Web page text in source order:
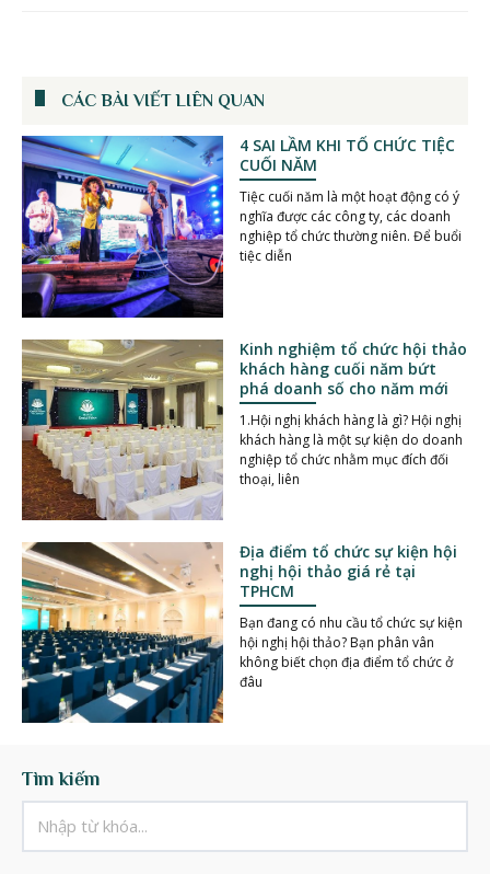
CÁC BÀI VIẾT LIÊN QUAN
4 SAI LẦM KHI TỔ CHỨC TIỆC
CUỐI NĂM
Tiệc cuối năm là một hoạt động có ý
nghĩa được các công ty, các doanh
nghiệp tổ chức thường niên. Để buổi
tiệc diễn
Kinh nghiệm tổ chức hội thảo
khách hàng cuối năm bứt
phá doanh số cho năm mới
1.Hội nghị khách hàng là gì? Hội nghị
khách hàng là một sự kiện do doanh
nghiệp tổ chức nhằm mục đích đối
thoại, liên
Địa điểm tổ chức sự kiện hội
nghị hội thảo giá rẻ tại
TPHCM
Bạn đang có nhu cầu tổ chức sự kiện
hội nghị hội thảo? Bạn phân vân
không biết chọn địa điểm tổ chức ở
đâu
Tìm kiếm